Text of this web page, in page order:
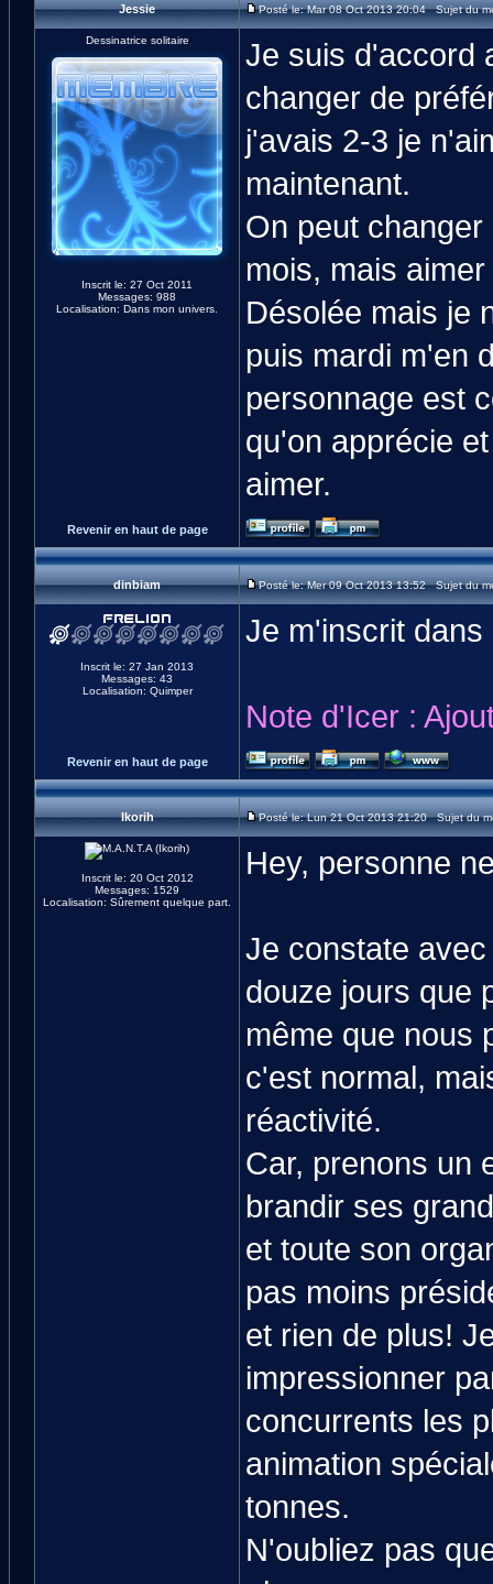
Jessie Posté le: Mar 08 Oct 2013 20:04 Sujet du
Dessinatrice solitaire
Inscrit le: 27 Oct 2011
Messages: 988
Localisation: Dans mon univers.
Je suis d'accord
changer de
j'avais 2-3 je
maintenant.
On peut
mois, mais
Désolée mais je
puis mardi m'en
personnage est
qu'on apprécie
aimer.
Revenir en haut de page
dinbiam Posté le: Mer 09 Oct 2013 13:52 Sujet du
Inscrit le: 27 Jan 2013
Messages: 43
Localisation: Quimper
Je m'inscrit dans
Note d'Icer :
Revenir en haut de page
Ikorih Posté le: Lun 21 Oct 2013 21:20 Sujet du
Inscrit le: 20 Oct 2012
Messages: 1529
Localisation: Sûrement quelque part.
Hey, personne
Je constate
douze jours que
même que nous
c'est normal,
réactivité.
Car, prenons un
brandir ses
et toute son
pas moins
et rien de plus!
impressionner
concurrents les
animation
tonnes.
N'oubliez pas